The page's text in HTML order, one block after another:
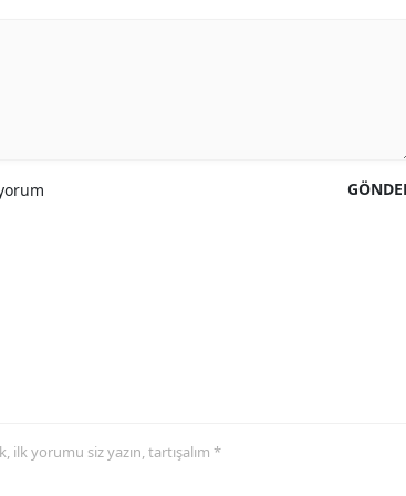
yorumu siz yazın, tartışalım *